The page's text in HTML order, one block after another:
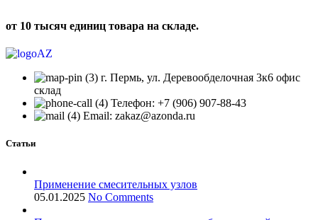
от 10 тысяч единиц товара на складе.
г. Пермь, ул. Деревообделочная 3к6 офис
склад
Телефон: +7 (906) 907-88-43
Email: zakaz@azonda.ru
Статьи
Применение смесительных узлов
05.01.2025 No Comments